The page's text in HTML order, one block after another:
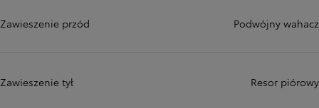
Zawieszenie przód Podwójny wahacz
Zawieszenie tył Resor piórowy